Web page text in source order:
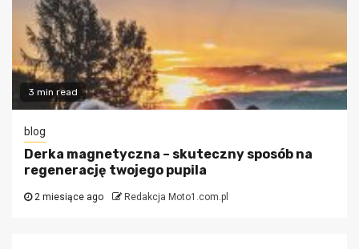
3 min read
blog
Derka magnetyczna – skuteczny sposób na
regenerację twojego pupila
2 miesiące ago Redakcja Moto1.com.pl